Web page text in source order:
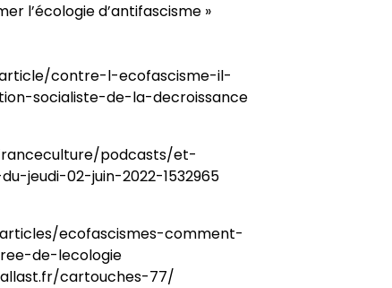
l’écologie d’antifascisme »
contre-l-ecofascisme-il-
socialiste-de-la-decroissance
podcasts/et-
jeudi-02-juin-2022-1532965
ecofascismes-comment-
de-lecologie
cartouches-77/